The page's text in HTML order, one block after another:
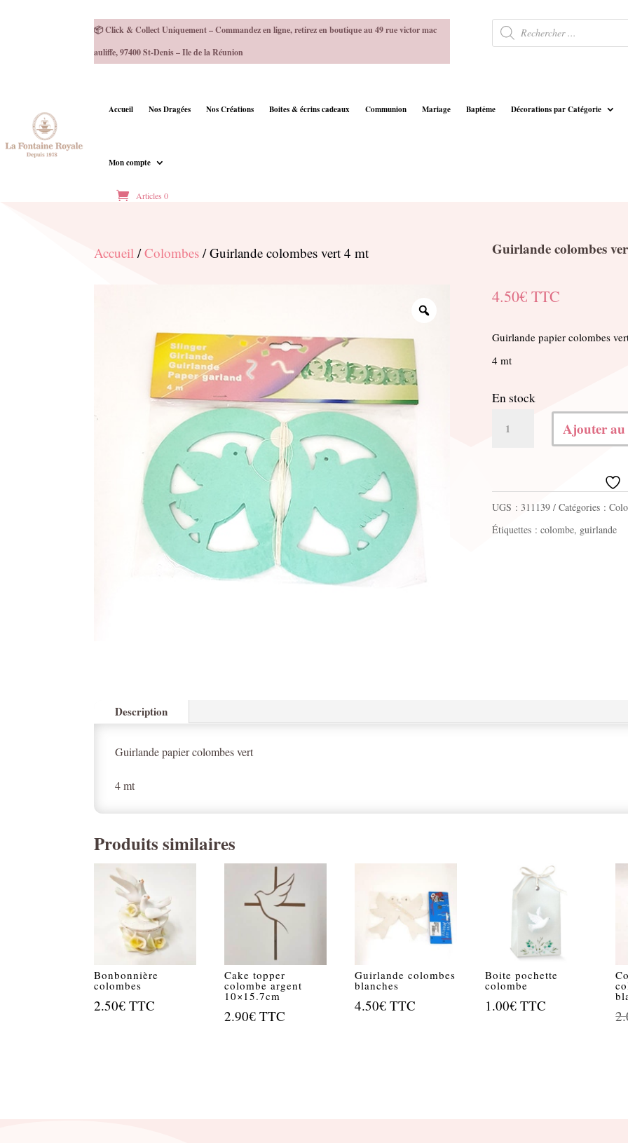
📦 Click & Collect Uniquement – Commandez en ligne, retirez en boutique au 49 rue victor mac
auliffe, 97400 St-Denis – Ile de la Réunion
Recherche
de
produits
Accueil Nos Dragées Nos Créations Boites & écrins cadeaux Communion Mariage Baptême Décorations par Catégorie
Mon compte
Articles 0
Accueil /Colombes / Guirlande colombes vert 4 mt Guirlande colombes
4.50€ TTC
Guirlande papier colombes
4 mt
En stock
colombes
vert
4
Ajouter
UGS : 311139 Catégories :
Étiquettes : colombe, guirlande
Description
Guirlande papier colombes vert
4 mt
Produits similaires
Bonbonnière
colombes
2.50€ TTC
Cake topper
colombe argent
10×15.7cm
2.90€ TTC
Guirlande colombes
blanches
4.50€ TTC
Boite pochette
colombe
1.00€ TTC